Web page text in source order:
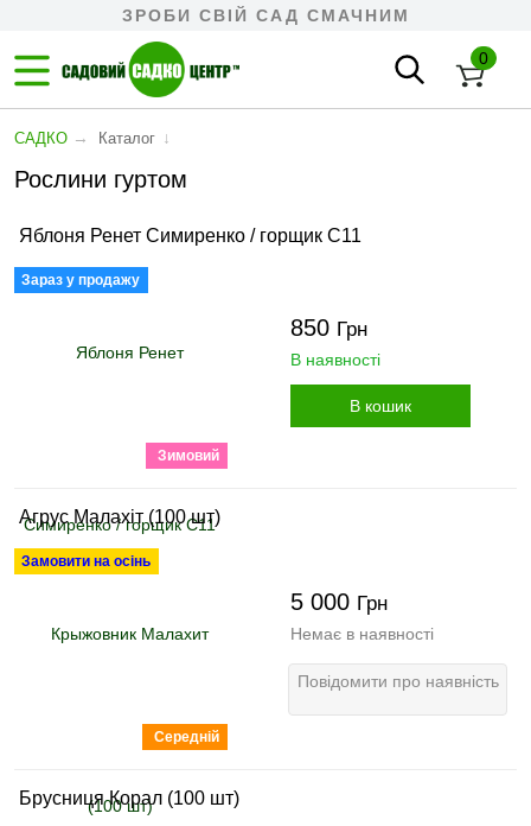
ЗРОБИ СВІЙ САД СМАЧНИМ
0
САДКО → Каталог ↓
Рослини гуртом
Яблоня Ренет Симиренко / горщик С11
Зараз у продажу
Зимовий
850 Грн
В наявності
В кошик
Агрус Малахіт (100 шт)
Замовити на осінь
Середній
5 000 Грн
Немає в наявності
Повідомити про наявність
Брусниця Корал (100 шт)